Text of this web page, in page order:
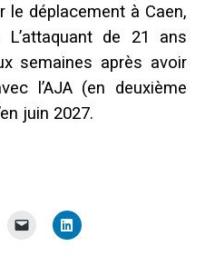
le déplacement à Caen,
de 21 ans
semaines après avoir
l’AJA (en deuxième
juin 2027.